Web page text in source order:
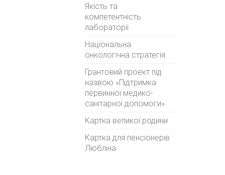
Якість та
компетентність
лабораторії
Національна
онкологічна стратегія
Грантовий проект під
назвою «Підтримка
первинної медико-
санітарної допомоги»
Картка великої родини
Картка для пенсіонерів
Любліна